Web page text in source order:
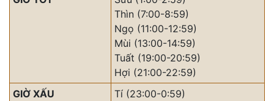
Thìn (7:00-8:59)
Ngọ (11:00-12:59)
Mùi (13:00-14:59)
Tuất (19:00-20:59)
Hợi (21:00-22:59)
GIỜ XẤU
Tí (23:00-0:59)